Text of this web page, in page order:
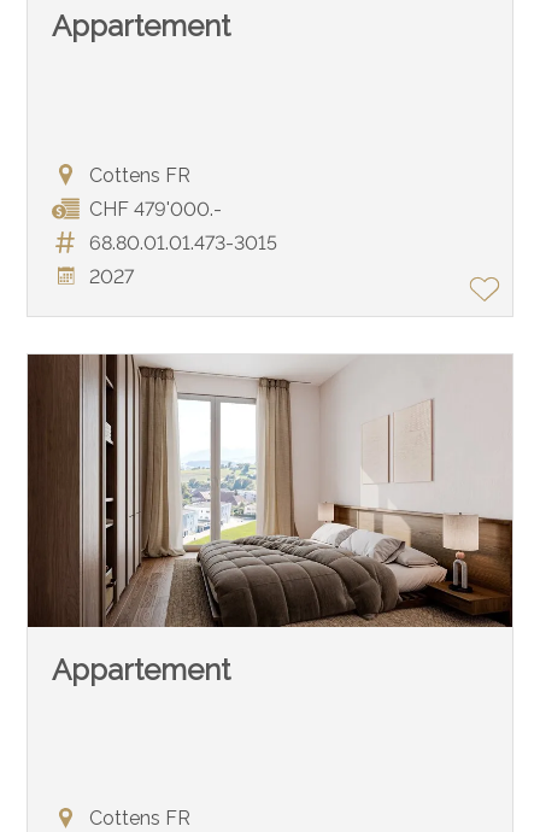
Appartement
Cottens FR
CHF 479'000.-
68.80.01.01.473-3015
2027
Appartement
Cottens FR